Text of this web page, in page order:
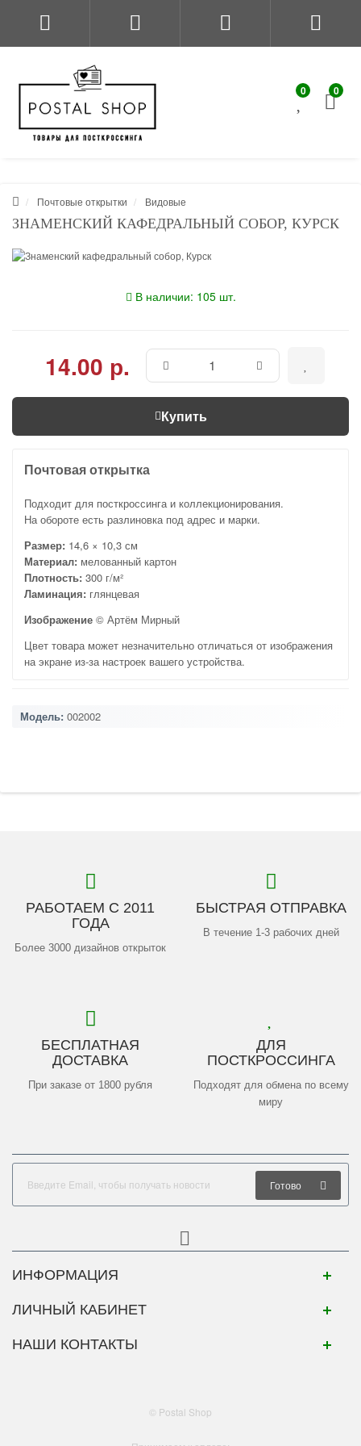
0 0
Почтовые открытки Видовые
ЗНАМЕНСКИЙ КАФЕДРАЛЬНЫЙ СОБОР, КУРСК
В наличии: 105 шт.
14.00 р.
Купить
Почтовая открытка
Подходит для посткроссинга и коллекционирования.
На обороте есть разлиновка под адрес и марки.
Размер: 14,6 × 10,3 см
Материал: мелованный картон
Плотность: 300 г/м²
Ламинация: глянцевая
Изображение © Артём Мирный
Цвет товара может незначительно отличаться от изображения
на экране из-за настроек вашего устройства.
Модель: 002002
РАБОТАЕМ С 2011
ГОДА
Более 3000 дизайнов открыток
БЫСТРАЯ ОТПРАВКА
В течение 1-3 рабочих дней
БЕСПЛАТНАЯ
ДОСТАВКА
При заказе от 1800 рубля
ДЛЯ
ПОСТКРОССИНГА
Подходят для обмена по всему
миру
Готово
ИНФОРМАЦИЯ
ЛИЧНЫЙ КАБИНЕТ
НАШИ КОНТАКТЫ
© Postal Shop